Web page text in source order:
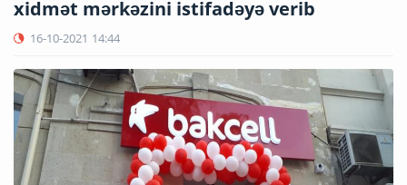
xidmət mərkəzini istifadəyə verib
16-10-2021 14:44